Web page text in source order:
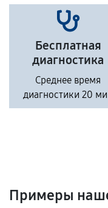
Бесплатная
диагностика
Среднее время
диагностики 20
Примеры